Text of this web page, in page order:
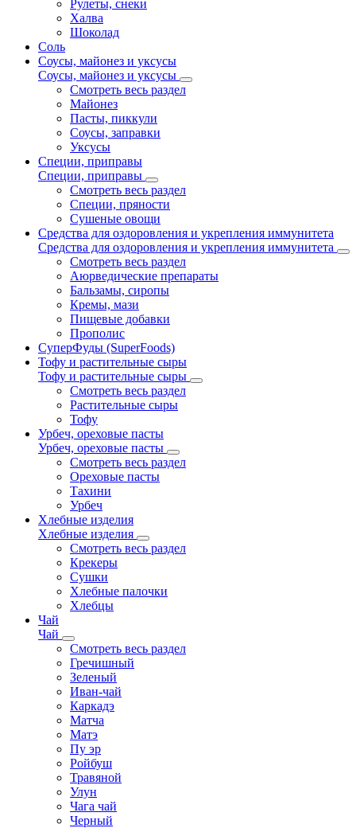
Рулеты, снеки
Халва
Шоколад
Соль
Соусы, майонез и уксусы
Соусы, майонез и уксусы
Смотреть весь раздел
Майонез
Пасты, пиккули
Соусы, заправки
Уксусы
Специи, приправы
Специи, приправы
Смотреть весь раздел
Специи, пряности
Сушеные овощи
Средства для оздоровления и укрепления иммунитета
Средства для оздоровления и укрепления иммунитета
Смотреть весь раздел
Аюрведические препараты
Бальзамы, сиропы
Кремы, мази
Пищевые добавки
Прополис
СуперФуды (SuperFoods)
Тофу и растительные сыры
Тофу и растительные сыры
Смотреть весь раздел
Растительные сыры
Тофу
Урбеч, ореховые пасты
Урбеч, ореховые пасты
Смотреть весь раздел
Ореховые пасты
Тахини
Урбеч
Хлебные изделия
Хлебные изделия
Смотреть весь раздел
Крекеры
Сушки
Хлебные палочки
Хлебцы
Чай
Чай
Смотреть весь раздел
Гречишный
Зеленый
Иван-чай
Каркадэ
Матча
Матэ
Пу эр
Ройбуш
Травяной
Улун
Чага чай
Черный